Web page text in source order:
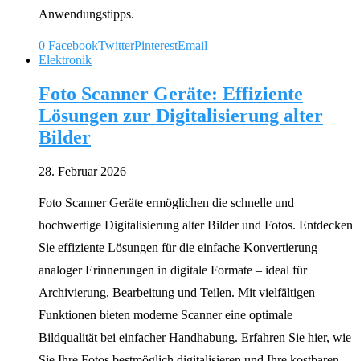
Anwendungstipps.
0 FacebookTwitterPinterestEmail
Elektronik
Foto Scanner Geräte: Effiziente
Lösungen zur Digitalisierung alter
Bilder
28. Februar 2026
Foto Scanner Geräte ermöglichen die schnelle und
hochwertige Digitalisierung alter Bilder und Fotos. Entdecken
Sie effiziente Lösungen für die einfache Konvertierung
analoger Erinnerungen in digitale Formate – ideal für
Archivierung, Bearbeitung und Teilen. Mit vielfältigen
Funktionen bieten moderne Scanner eine optimale
Bildqualität bei einfacher Handhabung. Erfahren Sie hier, wie